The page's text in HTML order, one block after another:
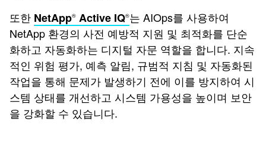
또한 NetApp® Active IQ®는 AIOps를 사용하여
NetApp 환경의 사전 예방적 지원 및 최적화를 단순
화하고 자동화하는 디지털 자문 역할을 합니다. 지속
적인 위험 평가, 예측 알림, 규범적 지침 및 자동화된
작업을 통해 문제가 발생하기 전에 이를 방지하여 시
스템 상태를 개선하고 시스템 가용성을 높이며 보안
을 강화할 수 있습니다.